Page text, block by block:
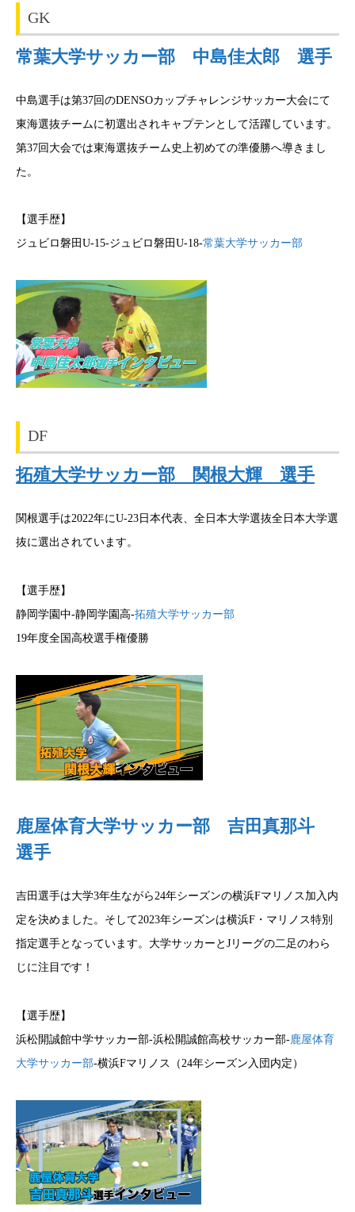
GK
常葉大学サッカー部 中島佳太郎 選手
中島選手は第37回のDENSOカップチャレンジサッカー大会にて
東海選抜チームに初選出されキャプテンとして活躍しています。
第37回大会では東海選抜チーム史上初めての準優勝へ導きまし
た。
【選手歴】
ジュビロ磐田U-15-ジュビロ磐田U-18-常葉大学サッカー部
DF
拓殖大学サッカー部 関根大輝 選手
関根選手は2022年にU-23日本代表、全日本大学選抜全日本大学選
抜に選出されています。
【選手歴】
静岡学園中-静岡学園高-拓殖大学サッカー部
19年度全国高校選手権優勝
鹿屋体育大学サッカー部 吉田真那斗
選手
吉田選手は大学3年生ながら24年シーズンの横浜Fマリノス加入内
定を決めました。そして2023年シーズンは横浜F・マリノス特別
指定選手となっています。大学サッカーとJリーグの二足のわら
じに注目です！
【選手歴】
浜松開誠館中学サッカー部-浜松開誠館高校サッカー部-鹿屋体育
大学サッカー部-横浜Fマリノス（24年シーズン入団内定）